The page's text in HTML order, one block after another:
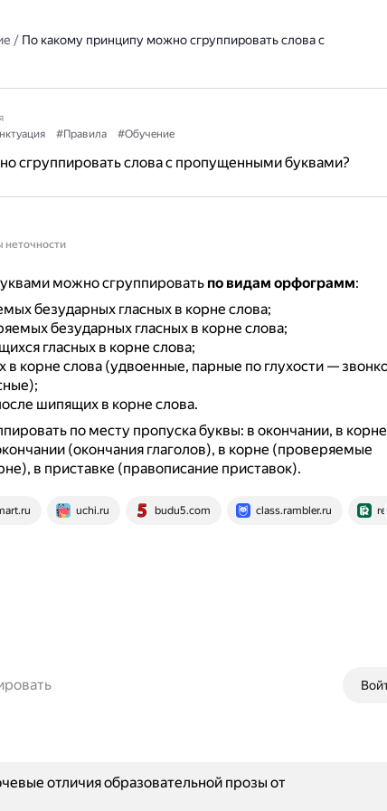
/ По какому принципу можно сгруппировать слова с
#Правила #Обучение
сгруппировать слова с пропущенными буквами?
неточности
можно сгруппировать по видам орфограмм:
безударных гласных в корне слова;
безударных гласных в корне слова;
гласных в корне слова;
в корне слова (удвоенные, парные по глухости —
шипящих в корне слова.
по месту пропуска буквы: в окончании, в
(окончания глаголов), в корне (проверяемые
в приставке (правописание приставок).
uchi.ru budu5.com class.rambler.ru
отличия образовательной прозы от